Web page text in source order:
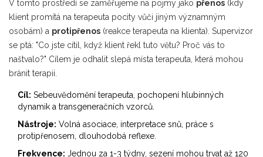
V tomto prostředí se zaměřujeme na pojmy jako přenos (kdy
klient promítá na terapeuta pocity vůči jiným významným
osobám) a protipřenos (reakce terapeuta na klienta). Supervizor
se ptá: "Co jste cítil, když klient řekl tuto větu? Proč vás to
naštvalo?" Cílem je odhalit slepá místa terapeuta, která mohou
bránit terapii.
Cíl: Sebeuvědomění terapeuta, pochopení hlubinných
dynamik a transgeneračních vzorců.
Nástroje: Volná asociace, interpretace snů, práce s
protipřenosem, dlouhodobá reflexe.
Frekvence: Jednou za 1-3 týdny, sezení mohou trvat až 120